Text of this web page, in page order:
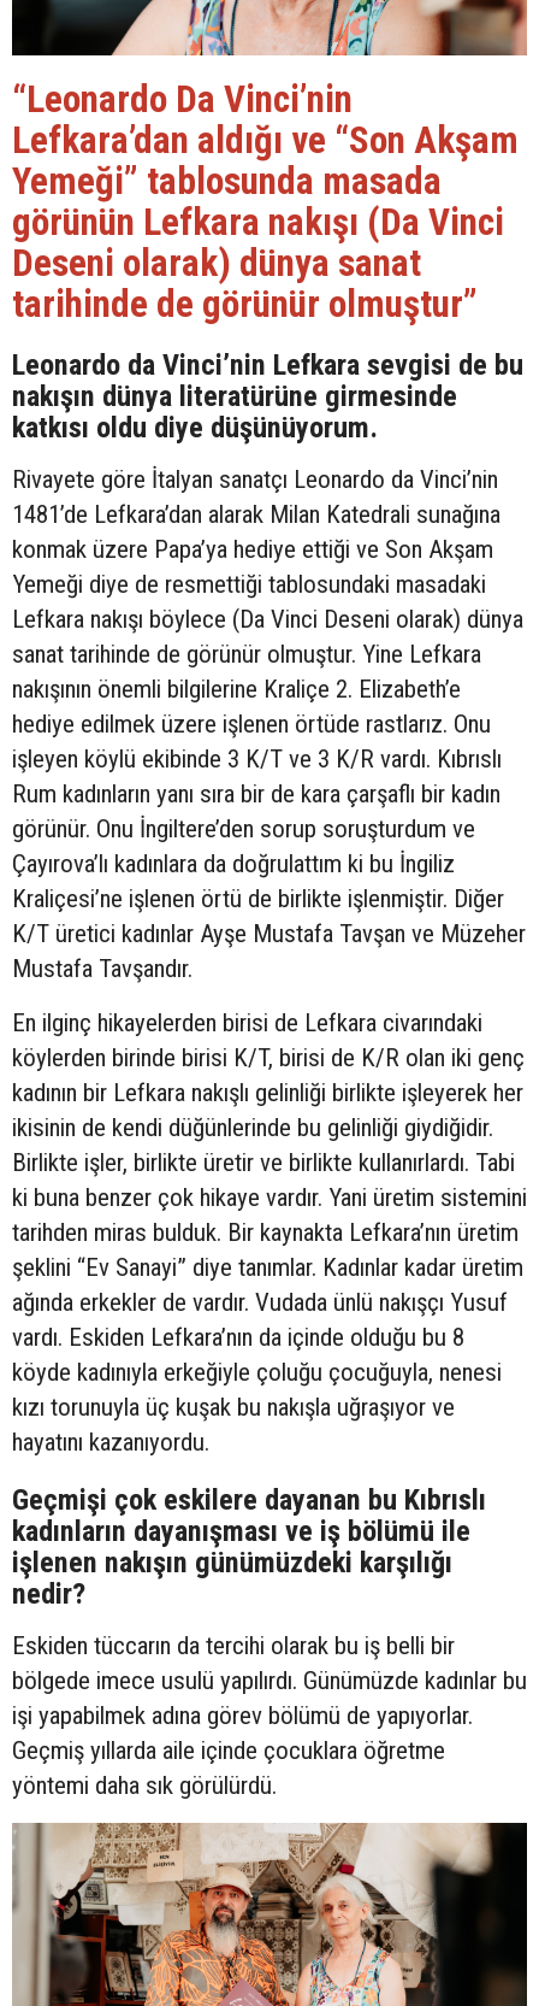
“Leonardo Da Vinci’nin
Lefkara’dan aldığı ve “Son Akşam
Yemeği” tablosunda masada
görünün Lefkara nakışı (Da Vinci
Deseni olarak) dünya sanat
tarihinde de görünür olmuştur”
Leonardo da Vinci’nin Lefkara sevgisi de bu
nakışın dünya literatürüne girmesinde
katkısı oldu diye düşünüyorum.
Rivayete göre İtalyan sanatçı Leonardo da Vinci’nin
1481’de Lefkara’dan alarak Milan Katedrali sunağına
konmak üzere Papa’ya hediye ettiği ve Son Akşam
Yemeği diye de resmettiği tablosundaki masadaki
Lefkara nakışı böylece (Da Vinci Deseni olarak) dünya
sanat tarihinde de görünür olmuştur. Yine Lefkara
nakışının önemli bilgilerine Kraliçe 2. Elizabeth’e
hediye edilmek üzere işlenen örtüde rastlarız. Onu
işleyen köylü ekibinde 3 K/T ve 3 K/R vardı. Kıbrıslı
Rum kadınların yanı sıra bir de kara çarşaflı bir kadın
görünür. Onu İngiltere’den sorup soruşturdum ve
Çayırova’lı kadınlara da doğrulattım ki bu İngiliz
Kraliçesi’ne işlenen örtü de birlikte işlenmiştir. Diğer
K/T üretici kadınlar Ayşe Mustafa Tavşan ve Müzeher
Mustafa Tavşandır.
En ilginç hikayelerden birisi de Lefkara civarındaki
köylerden birinde birisi K/T, birisi de K/R olan iki genç
kadının bir Lefkara nakışlı gelinliği birlikte işleyerek her
ikisinin de kendi düğünlerinde bu gelinliği giydiğidir.
Birlikte işler, birlikte üretir ve birlikte kullanırlardı. Tabi
ki buna benzer çok hikaye vardır. Yani üretim sistemini
tarihden miras bulduk. Bir kaynakta Lefkara’nın üretim
şeklini “Ev Sanayi” diye tanımlar. Kadınlar kadar üretim
ağında erkekler de vardır. Vudada ünlü nakışçı Yusuf
vardı. Eskiden Lefkara’nın da içinde olduğu bu 8
köyde kadınıyla erkeğiyle çoluğu çocuğuyla, nenesi
kızı torunuyla üç kuşak bu nakışla uğraşıyor ve
hayatını kazanıyordu.
Geçmişi çok eskilere dayanan bu Kıbrıslı
kadınların dayanışması ve iş bölümü ile
işlenen nakışın günümüzdeki karşılığı
nedir?
Eskiden tüccarın da tercihi olarak bu iş belli bir
bölgede imece usulü yapılırdı. Günümüzde kadınlar bu
işi yapabilmek adına görev bölümü de yapıyorlar.
Geçmiş yıllarda aile içinde çocuklara öğretme
yöntemi daha sık görülürdü.